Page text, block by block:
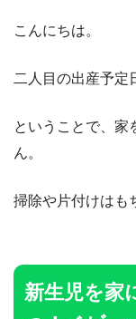
こんにちは。
二人目の出産予定
ということで、家
ん。
掃除や片付けは
新生児を家